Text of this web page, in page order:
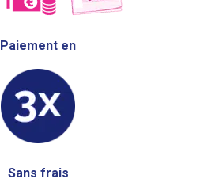
Paiement en
Sans frais